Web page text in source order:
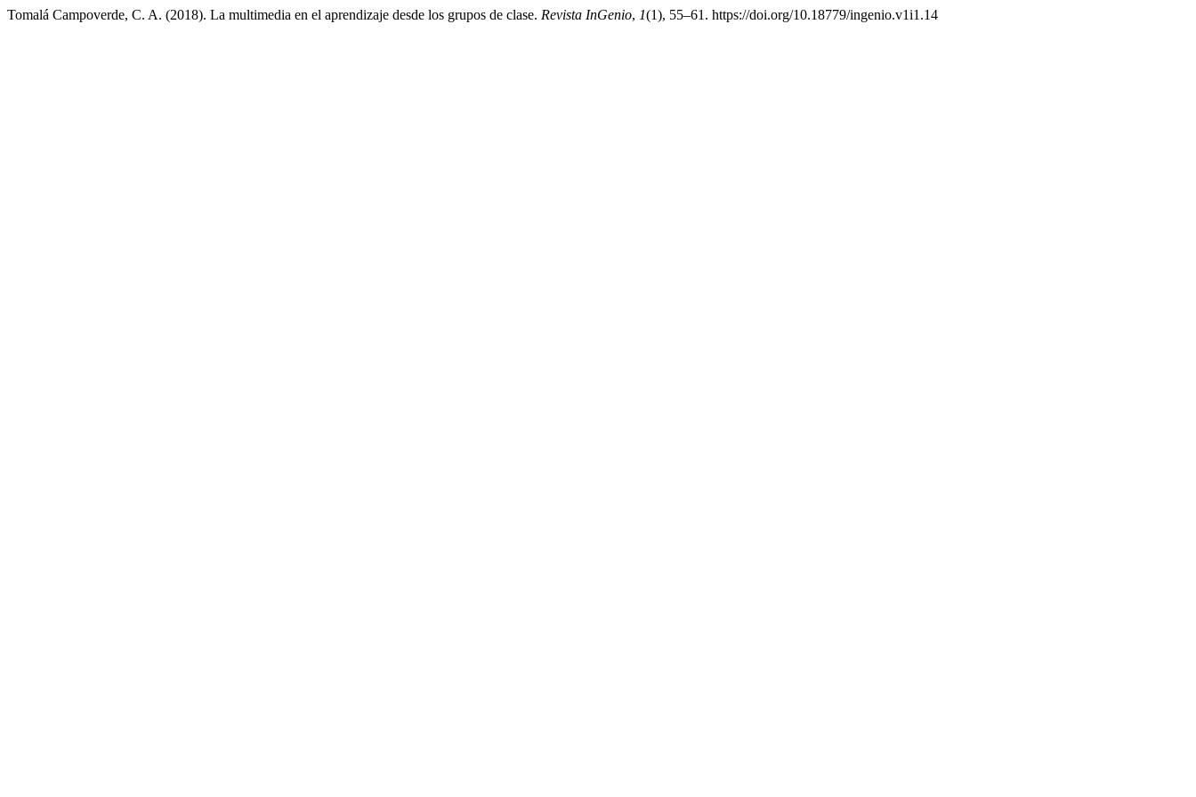
Tomalá Campoverde, C. A. (2018). La multimedia en el aprendizaje desde los grupos de clase. Revista InGenio, 1(1), 55–61. https://doi.org/10.18779/ingenio.v1i1.14